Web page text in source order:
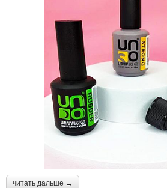
читать дальше →